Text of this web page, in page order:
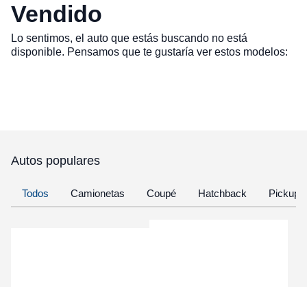
Vendido
Lo sentimos, el auto que estás buscando no está
disponible. Pensamos que te gustaría ver estos modelos:
Autos populares
Todos Camionetas Coupé Hatchback Pickup